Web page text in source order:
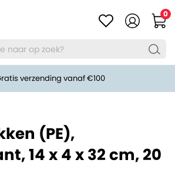
0
verzending vanaf €100
(PE),
14 x 4 x 32 cm, 20